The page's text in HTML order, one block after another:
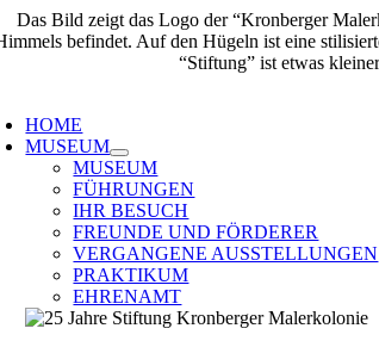
Zum
Inhalt
HOME
MUSEUM
MUSEUM
FÜHRUNGEN
IHR BESUCH
FREUNDE UND FÖRDERER
VERGANGENE AUSSTELLUNGEN
PRAKTIKUM
EHRENAMT